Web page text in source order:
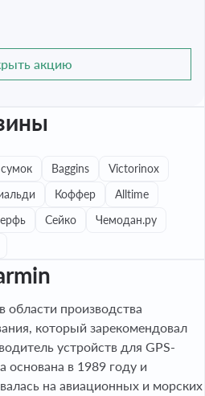
акцию
Baggins
Victorinox
Коффер
Alltime
Сейко
Чемодан.ру
производства
который зарекомендовал
устройств для GPS-
основана в 1989 году и
на авиационных и морских